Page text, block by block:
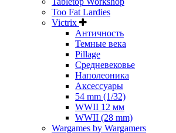
Too Fat Lardies
Victrix
Античность
Темные века
Pillage
Средневековье
Наполеоника
Аксессуары
54 mm (1/32)
WWII 12 мм
WWII (28 mm)
Wargames by Wargamers